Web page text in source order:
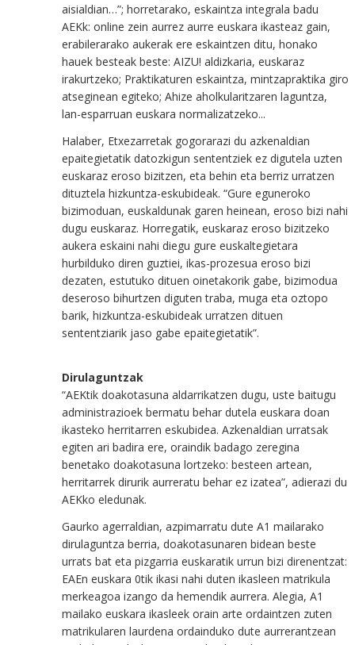
aisialdian…”; horretarako, eskaintza integrala badu
AEKk: online zein aurrez aurre euskara ikasteaz gain,
erabilerarako aukerak ere eskaintzen ditu, honako
hauek besteak beste: AIZU! aldizkaria, euskaraz
irakurtzeko; Praktikaturen eskaintza, mintzapraktika giro
atseginean egiteko; Ahize aholkularitzaren laguntza,
lan-esparruan euskara normalizatzeko...
Halaber, Etxezarretak gogorarazi du azkenaldian
epaitegietatik datozkigun sententziek ez digutela uzten
euskaraz eroso bizitzen, eta behin eta berriz urratzen
dituztela hizkuntza-eskubideak. “Gure eguneroko
bizimoduan, euskaldunak garen heinean, eroso bizi nahi
dugu euskaraz. Horregatik, euskaraz eroso bizitzeko
aukera eskaini nahi diegu gure euskaltegietara
hurbilduko diren guztiei, ikas-prozesua eroso bizi
dezaten, estutuko dituen oinetakorik gabe, bizimodua
deseroso bihurtzen diguten traba, muga eta oztopo
barik, hizkuntza-eskubideak urratzen dituen
sententziarik jaso gabe epaitegietatik”.
Dirulaguntzak
“AEKtik doakotasuna aldarrikatzen dugu, uste baitugu
administrazioek bermatu behar dutela euskara doan
ikasteko herritarren eskubidea. Azkenaldian urratsak
egiten ari badira ere, oraindik badago zeregina
benetako doakotasuna lortzeko: besteen artean,
herritarrek dirurik aurreratu behar ez izatea”, adierazi du
AEKko eledunak.
Gaurko agerraldian, azpimarratu dute A1 mailarako
dirulaguntza berria, doakotasunaren bidean beste
urrats bat eta pizgarria euskaratik urrun bizi direnentzat:
EAEn euskara 0tik ikasi nahi duten ikasleen matrikula
merkeagoa izango da hemendik aurrera. Alegia, A1
mailako euskara ikasleek orain arte ordaintzen zuten
matrikularen laurdena ordainduko dute aurrerantzean